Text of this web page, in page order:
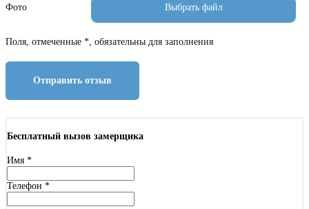
Фото
Поля, отмеченные *, обязательны для заполнения
Отправить отзыв
Бесплатный вызов замерщика
Имя *
Телефон *